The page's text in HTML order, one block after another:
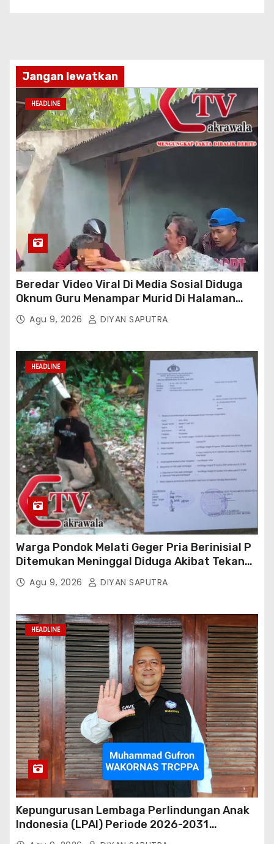
Jangan lewatkan
HEADLINE
Beredar Video Viral Di Media Sosial Diduga
Oknum Guru Menampar Murid Di Halaman
Parkir Sekolah
Agu 9, 2026 DIYAN SAPUTRA
HEADLINE
Warga Pondok Melati Geger Pria Berinisial P
Ditemukan Meninggal Diduga Akibat Tekanan
Hutang
Agu 9, 2026 DIYAN SAPUTRA
HEADLINE
Kepungurusan Lembaga Perlindungan Anak
Indonesia (LPAI) Periode 2026-2031
Terbentuk, Wakil Kordinator Nasional Tim